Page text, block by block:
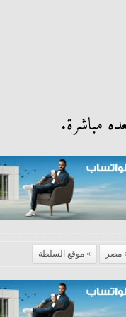
مباشرة.
مصر موقع السلطة